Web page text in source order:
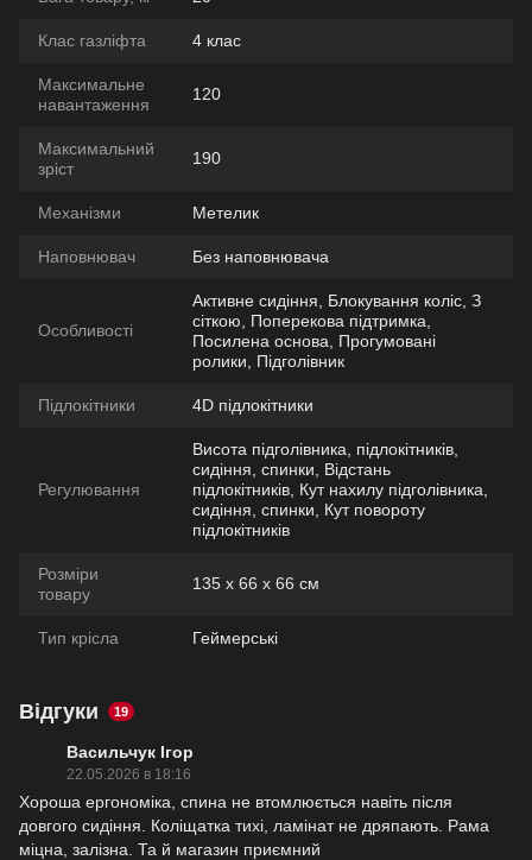
Клас газліфта 4 клас
Максимальне
навантаження
120
Максимальний
зріст
190
Механізми Метелик
Наповнювач Без наповнювача
Особливості
Активне сидіння, Блокування коліс, З
сіткою, Поперекова підтримка,
Посилена основа, Прогумовані
ролики, Підголівник
Підлокітники 4D підлокітники
Регулювання
Висота підголівника, підлокітників,
сидіння, спинки, Відстань
підлокітників, Кут нахилу підголівника,
сидіння, спинки, Кут повороту
підлокітників
Розміри
товару
135 х 66 х 66 см
Тип крісла Геймерські
Відгуки 19
Васильчук Ігор
22.05.2026 в 18:16
Хороша ергономіка, спина не втомлюється навіть після
довгого сидіння. Коліщатка тихі, ламінат не дряпають. Рама
міцна, залізна. Та й магазин приємний